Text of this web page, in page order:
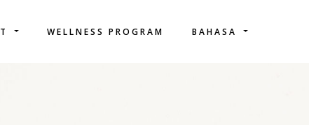
WELLNESS PROGRAM BAHASA